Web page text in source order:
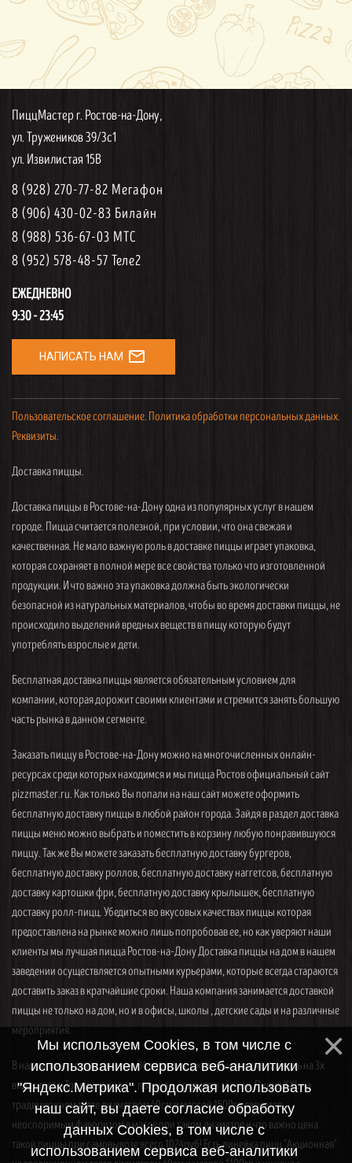
ПиццМастер г. Ростов-на-Дону,
ул. Тружеников 39/3с1
ул. Извилистая 15В
8 (928) 270-77-82 Мегафон
8 (906) 430-02-83 Билайн
8 (988) 536-67-03 МТС
8 (952) 578-48-57 Теле2
ЕЖЕДНЕВНО
9:30 - 23:45
НАПИСАТЬ НАМ mail_outline
Пользовательское соглашение. Политика обработки персональных данных.
Реквизиты.
Доставка пиццы.
Доставка пиццы в Ростове-на-Дону одна из популярных услуг в нашем
городе. Пицца считается полезной, при условии, что она свежая и
качественная. Не мало важную роль в доставке пиццы играет упаковка,
которая сохраняет в полной мере все свойства только что изготовленной
продукции. И что важно эта упаковка должна быть экологически
безопасной из натуральных материалов, чтобы во время доставки пиццы, не
происходило выделений вредных веществ в пищу которую будут
употреблять взрослые и дети.
Бесплатная доставка пиццы является обязательным условием для
компании, которая дорожит своими клиентами и стремится занять большую
часть рынка в данном сегменте.
Заказать пиццу в Ростове-на-Дону можно на многочисленных онлайн-
ресурсах среди которых находимся и мы пицца Ростов официальный сайт
pizzmaster.ru. Как только Вы попали на наш сайт можете оформить
бесплатную доставку пиццы в любой район города. Зайдя в раздел доставка
пиццы меню можно выбрать и поместить в корзину любую понравившуюся
пиццу. Так же Вы можете заказать бесплатную доставку бургеров,
бесплатную доставку роллов, бесплатную доставку наггетсов, бесплатную
доставку картошки фри, бесплатную доставку крылышек, бесплатную
доставку ролл-пицц. Убедиться во вкусовых качествах пиццы которая
предоставлена на рынке можно лишь попробовав ее, но как уверяют наши
клиенты мы лучшая пицца Ростов-на-Дону Доставка пиццы на дом в нашем
заведении осуществляется опытными курьерами, которые всегда стараются
доставить заказ в кратчайшие сроки. Наша компания занимается доставкой
пиццы не только на дом, но и в офисы, школы , детские сады и на различные
мероприятия.
В нашем меню представлены 34 вида пицц, которые можно заказать на 3х
видах теста. Традиционное — пышное, среднее и тонкое. Пицца XXL на
традиционном тесте диаметром 40см и массой 1500гр является
неоспоримым фаворитом в массе при таком диаметре и что важно цена
такой пиццы при самовывозе всего 1024руб! Есть линейка пицц "Акционная"
Мы используем Cookies, в том числе с
использованием сервиса веб-аналитики
"Яндекс.Метрика". Продолжая использовать
наш сайт, вы даете согласие обработку
данных Cookies, в том числе с
использованием сервиса веб-аналитики